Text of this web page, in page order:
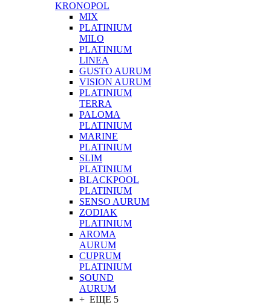
KRONOPOL
MIX
PLATINIUM
MILO
PLATINIUM
LINEA
GUSTO AURUM
VISION AURUM
PLATINIUM
TERRA
PALOMA
PLATINIUM
MARINE
PLATINIUM
SLIM
PLATINIUM
BLACKPOOL
PLATINIUM
SENSO AURUM
ZODIAK
PLATINIUM
AROMA
AURUM
CUPRUM
PLATINIUM
SOUND
AURUM
+ ЕЩЕ 5